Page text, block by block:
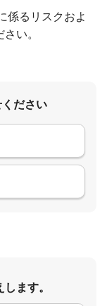
係るリスクおよ
い。
ださい
ます。